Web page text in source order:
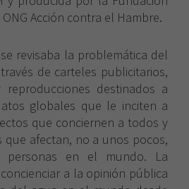
Acción contra el Hambre.
revisaba la problemática del
de carteles publicitarios,
reproducciones destinados a
globales que le inciten a
que conciernen a todos y
que afectan, no a unos pocos,
en el mundo. La
a la opinión pública